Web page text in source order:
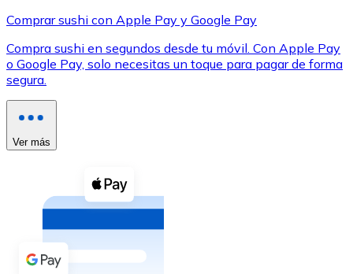
XRP
XRP
Efectivo
Comprar con efectivo
Transferencia SEPA
Añade fondos a tu cuenta Bitnovo o realiza compras
Comprar sushi con Apple Pay y Google Pay
Compra sushi en segundos desde tu móvil. Con Apple Pay
o Google Pay, solo necesitas un toque para pagar de forma
segura.
Ver más